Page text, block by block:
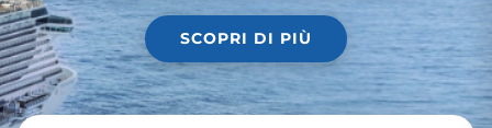
SCOPRI DI PIÙ